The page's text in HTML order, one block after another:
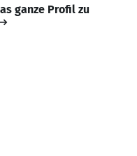
ganze Profil zu